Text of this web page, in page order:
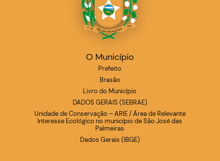
O Município
Prefeito
Brasão
Livro do Município
DADOS GERAIS (SEBRAE)
Unidade de Conservação – ARIE / Área de Relevante
Interesse Ecológico no município de São José das
Palmeiras
Dados Gerais (IBGE)